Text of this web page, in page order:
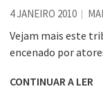
4 JANEIRO 2010
Vejam mais este
encenado por
CONTINUAR A LER